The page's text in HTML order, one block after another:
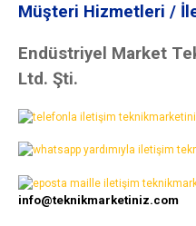
Müşteri Hizmetleri /
Endüstriyel Market
Ltd. Şti.
info@teknikmarketiniz.com